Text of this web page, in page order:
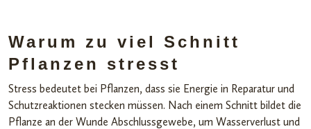
Warum zu viel Schnitt
Pflanzen stresst
Stress bedeutet bei Pflanzen, dass sie Energie in Reparatur und
Schutzreaktionen stecken müssen. Nach einem Schnitt bildet die
Pflanze an der Wunde Abschlussgewebe, um Wasserverlust und